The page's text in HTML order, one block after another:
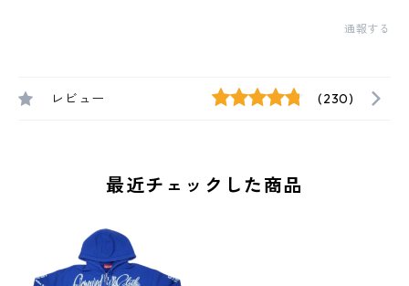
通報する
レビュー (230)
最近チェックした商品